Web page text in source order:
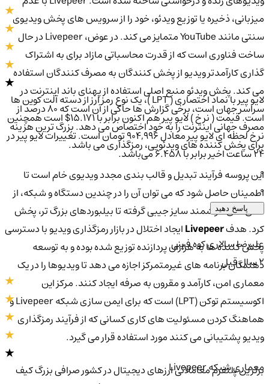
میزبانی، ذخیره یا توزیع ویدئو، خود را از سرویس های پخش ویدیوی
سنتی مانند YouTube متمایز می کند. در عوض، Livepeer در حال
ساخت فناوری است که از قدرت محاسباتی مازاد برای به اشتراک
گذاری کارآمدتر ویدیو از پخش کنندگان به مصرف کنندگان استفاده
می کند. پخش ویدئو منبع اصلی استفاده از پهنای باند اینترنت در
سراسر جهان است، برخی گزارش ها حاکی از آن است که 80 درصد از
مصرف جهانی اینترنت را به خود اختصاص می دهد. بزرگ ترین هزینه
برای پخش کننده های ویدئویی، رمزگذاری می باشد.
این پروسه فرآیند تبدیل و قالب بندی مجدد ویدیوی خام است تا
اطمینان حاصل شود که می توان آن را در چندین دستگاه و شبکه، از
تلفن های هوشمند سایز جیبی گرفته تا بیلبوردهای بزرگ تر، پخش
کرد. هدفLivepeerایجاد اختلال در بازار رمزگذاری ویدیو با دسترسی
پخش کننده ها به هزاران پردازنده توزیع شده بوده و به توسعه
دهندگان برنامه های غیرمتمرکز اجازه می دهد تا ویدیوها را در یک
معماری امن، کارآمد و مقرون به صرفه ایجاد کنند. مرکز این
اکوسیستم توکن (LPT) است که برای ایمن سازی شبکه Livepeer و
هماهنگ کردن مسئولیت های کاری کسانی که از فرآیند رمزگذاری
ویدیو پشتیبانی می کنند مورد استفاده قرار می گیرد.
معماری شبکه Livepeer
لایو پیر با نماد اختصاری ( LPT )، یک نوع رمز ارز از دسته آلت کوین ها
است. قیمت ( نرخ ) لایو پیر هم اکنون برابر با 15.171$ است همچنین
نرخ لحظه ای لایو پیر معادل 904,996 تومان است. تغییرات لایو پیر در
۲۴ ساعت اخیر برابر با 6.458 می‌باشد.
پاسخ دهید
علیرضا سالاری کوه فینی
برترین پلتفرم معاملاتی ارزهای دیجیتال در کشور صرافی بزرگ کیف